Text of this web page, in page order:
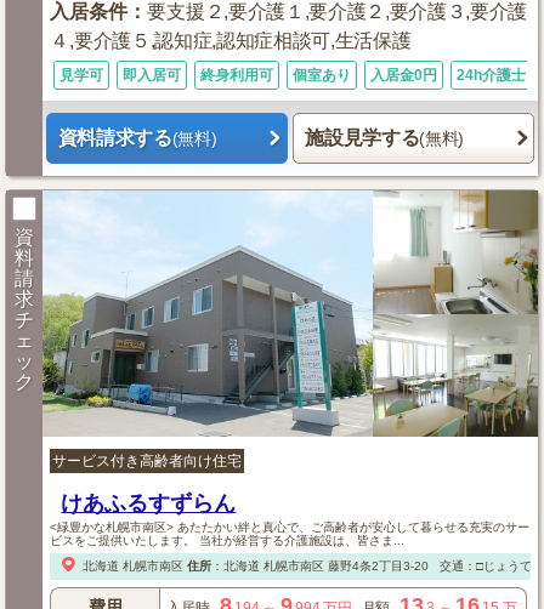
入居条件：要支援２,要介護１,要介護２,要介護３,要介護
４,要介護５,認知症,認知症相談可,生活保護
見学可 即入居可 終身利用可 個室あり 入居金0円 24h介護士
資料請求する(無料) 施設見学する(無料)
資
料
請
求
チ
ェ
ッ
ク
サービス付き高齢者向け住宅
けあふるすずらん
<緑豊かな札幌市南区> あたたかい絆と真心で、ご高齢者が安心して暮らせる充実のサー
ビスをご提供いたします。 当社が経営する介護施設は、皆さま...
北海道 札幌市南区 住所： 北海道 札幌市南区 藤野4条2丁目3-20 交通：□じょうて